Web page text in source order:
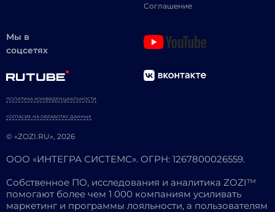
Соглашение
Мы в
соцсетях
© «ZOZI.RU», 2026
ПОЛИТИКА КОНФИДЕНЦИАЛЬНОСТИ
СОГЛАСИЕ НА ОБРАБОТКУ ДАННЫХ
ООО «ИНТЕГРА СИСТЕМС». ОГРН: 1267800026559.
Собственное ПО, исследования и аналитика ZOZI™
помогают более чем 1 000 компаниям усиливать
маркетинг и программы лояльности, а пользователям